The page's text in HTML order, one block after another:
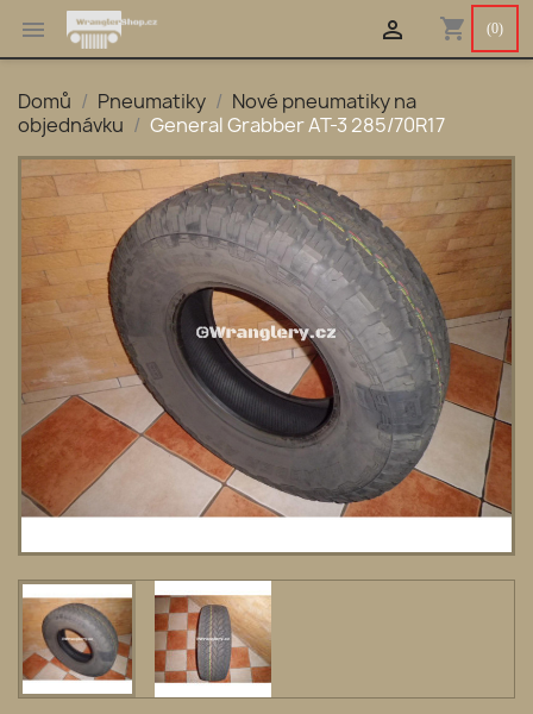
 shopping_cart (0)

Domů Pneumatiky
Nové pneumatiky na
objednávku
General Grabber AT-3 285/70R17